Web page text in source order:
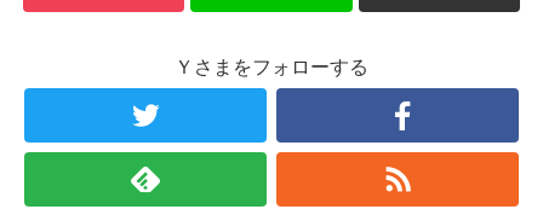
Ｙさまをフォローする